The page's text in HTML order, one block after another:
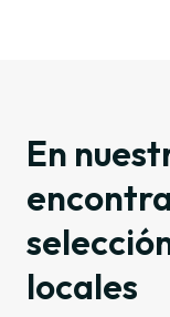
En
locales